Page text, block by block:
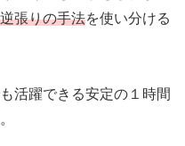
張りの手法を使い分ける
活躍できる安定の１時間